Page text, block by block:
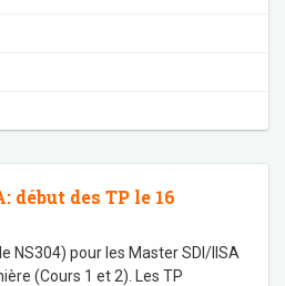
début des TP le 16
NS304) pour les Master SDI/IISA
(Cours 1 et 2). Les TP